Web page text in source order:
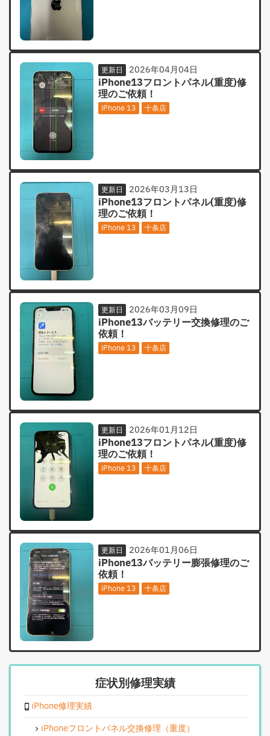
更新日 2026年04月04日
iPhone13フロントパネル(重度)修
理のご依頼！
iPhone 13 十条店
更新日 2026年03月13日
iPhone13フロントパネル(重度)修
理のご依頼！
iPhone 13 十条店
更新日 2026年03月09日
iPhone13バッテリー交換修理のご
依頼！
iPhone 13 十条店
更新日 2026年01月12日
iPhone13フロントパネル(重度)修
理のご依頼！
iPhone 13 十条店
更新日 2026年01月06日
iPhone13バッテリー膨張修理のご
依頼！
iPhone 13 十条店
症状別修理実績
iPhone修理実績
iPhoneフロントパネル交換修理（重度）